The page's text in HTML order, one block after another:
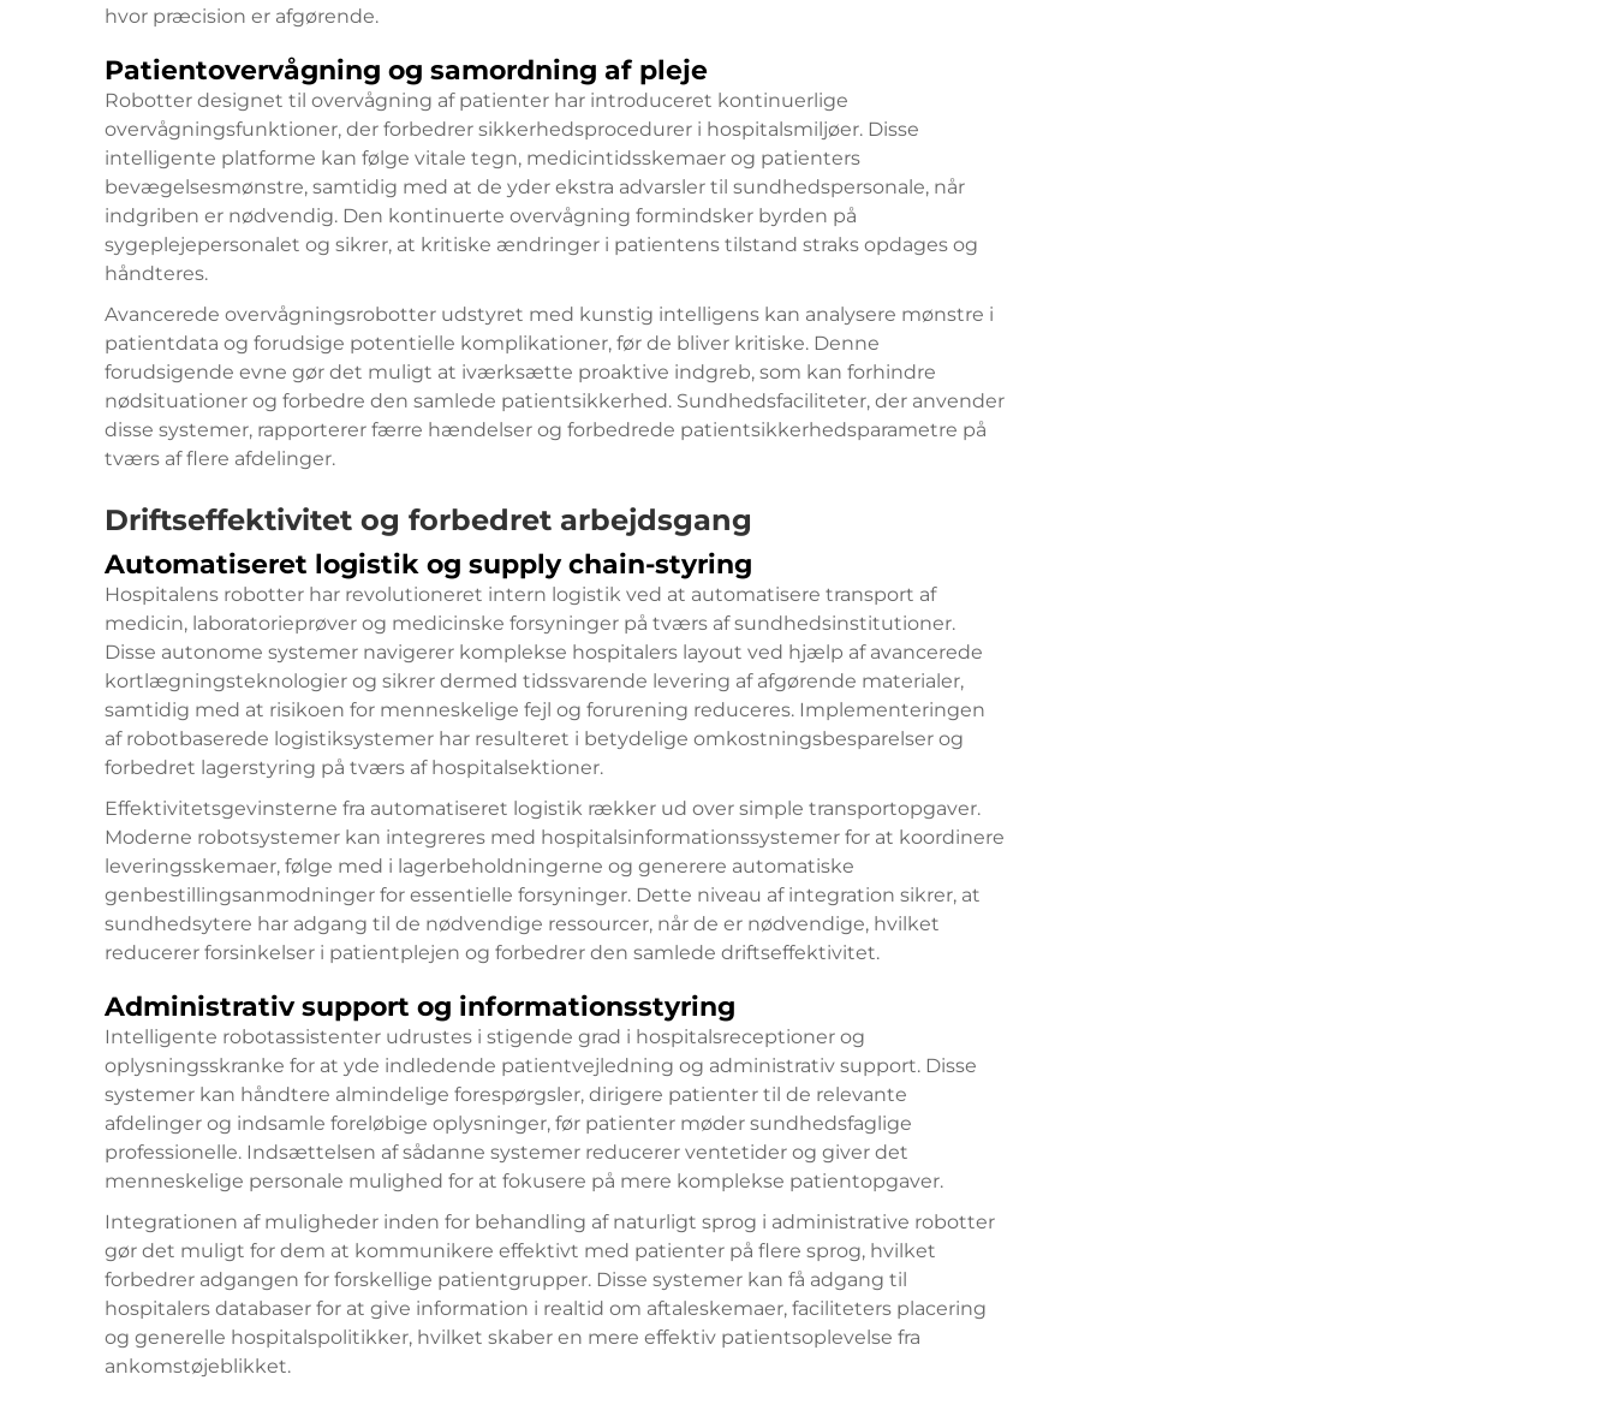
hvor præcision er afgørende.
Patientovervågning og samordning af pleje
Robotter designet til overvågning af patienter har introduceret kontinuerlige
overvågningsfunktioner, der forbedrer sikkerhedsprocedurer i hospitalsmiljøer. Disse
intelligente platforme kan følge vitale tegn, medicintidsskemaer og patienters
bevægelsesmønstre, samtidig med at de yder ekstra advarsler til sundhedspersonale, når
indgriben er nødvendig. Den kontinuerte overvågning formindsker byrden på
sygeplejepersonalet og sikrer, at kritiske ændringer i patientens tilstand straks opdages og
håndteres.
Avancerede overvågningsrobotter udstyret med kunstig intelligens kan analysere mønstre i
patientdata og forudsige potentielle komplikationer, før de bliver kritiske. Denne
forudsigende evne gør det muligt at iværksætte proaktive indgreb, som kan forhindre
nødsituationer og forbedre den samlede patientsikkerhed. Sundhedsfaciliteter, der anvender
disse systemer, rapporterer færre hændelser og forbedrede patientsikkerhedsparametre på
tværs af flere afdelinger.
Driftseffektivitet og forbedret arbejdsgang
Automatiseret logistik og supply chain-styring
Hospitalens robotter har revolutioneret intern logistik ved at automatisere transport af
medicin, laboratorieprøver og medicinske forsyninger på tværs af sundhedsinstitutioner.
Disse autonome systemer navigerer komplekse hospitalers layout ved hjælp af avancerede
kortlægningsteknologier og sikrer dermed tidssvarende levering af afgørende materialer,
samtidig med at risikoen for menneskelige fejl og forurening reduceres. Implementeringen
af robotbaserede logistiksystemer har resulteret i betydelige omkostningsbesparelser og
forbedret lagerstyring på tværs af hospitalsektioner.
Effektivitetsgevinsterne fra automatiseret logistik rækker ud over simple transportopgaver.
Moderne robotsystemer kan integreres med hospitalsinformationssystemer for at koordinere
leveringsskemaer, følge med i lagerbeholdningerne og generere automatiske
genbestillingsanmodninger for essentielle forsyninger. Dette niveau af integration sikrer, at
sundhedsytere har adgang til de nødvendige ressourcer, når de er nødvendige, hvilket
reducerer forsinkelser i patientplejen og forbedrer den samlede driftseffektivitet.
Administrativ support og informationsstyring
Intelligente robotassistenter udrustes i stigende grad i hospitalsreceptioner og
oplysningsskranke for at yde indledende patientvejledning og administrativ support. Disse
systemer kan håndtere almindelige forespørgsler, dirigere patienter til de relevante
afdelinger og indsamle foreløbige oplysninger, før patienter møder sundhedsfaglige
professionelle. Indsættelsen af sådanne systemer reducerer ventetider og giver det
menneskelige personale mulighed for at fokusere på mere komplekse patientopgaver.
Integrationen af muligheder inden for behandling af naturligt sprog i administrative robotter
gør det muligt for dem at kommunikere effektivt med patienter på flere sprog, hvilket
forbedrer adgangen for forskellige patientgrupper. Disse systemer kan få adgang til
hospitalers databaser for at give information i realtid om aftaleskemaer, faciliteters placering
og generelle hospitalspolitikker, hvilket skaber en mere effektiv patientsoplevelse fra
ankomstøjeblikket.